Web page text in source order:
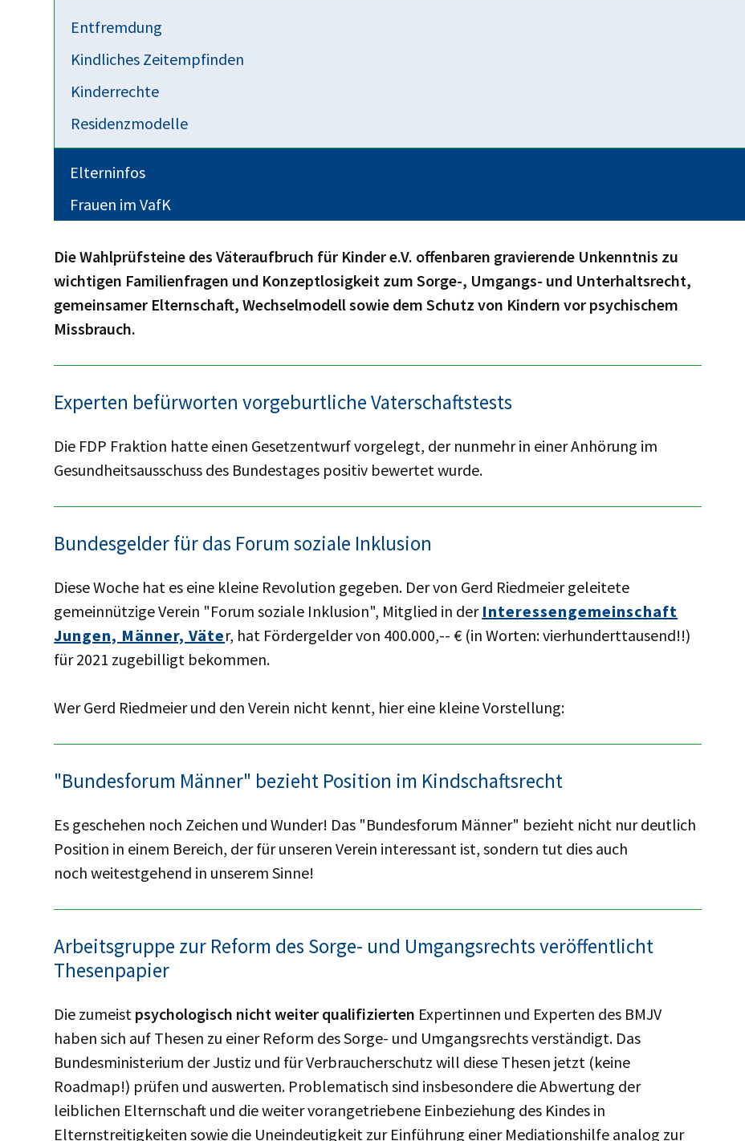
Entfremdung
Kindliches Zeitempfinden
Kinderrechte
Residenzmodelle
Elterninfos
Frauen im VafK
Der Koalitionsvertrag liegt auf dem Tisch. Was ist für getrennt lebende Familien drin? Zunächst
ist löblich, dass man sich dem Thema überhaupt gewidmet hat und die Arbeitsverweigerung der
letzten Regierungen ad acta ist.
Pressemitteilung des Bundesvereins
---------------------------------
Die Wahlprüfsteine des Väteraufbruch für Kinder e.V. offenbaren gravierende Unkenntnis zu
wichtigen Familienfragen und Konzeptlosigkeit zum Sorge-, Umgangs- und Unterhaltsrecht,
gemeinsamer Elternschaft, Wechselmodell sowie dem Schutz von Kindern vor psychischem
Missbrauch.
Experten befürworten vorgeburtliche Vaterschaftstests
Die FDP Fraktion hatte einen Gesetzentwurf vorgelegt, der nunmehr in einer Anhörung im
Gesundheitsausschuss des Bundestages positiv bewertet wurde.
Bundesgelder für das Forum soziale Inklusion
Diese Woche hat es eine kleine Revolution gegeben. Der von Gerd Riedmeier geleitete
gemeinnützige Verein "Forum soziale Inklusion", Mitglied in der Interessengemeinschaft
Jungen, Männer, Väter, hat Fördergelder von 400.000,-- € (in Worten: vierhunderttausend!!)
für 2021 zugebilligt bekommen.
Wer Gerd Riedmeier und den Verein nicht kennt, hier eine kleine Vorstellung:
"Bundesforum Männer" bezieht Position im Kindschaftsrecht
Es geschehen noch Zeichen und Wunder! Das "Bundesforum Männer" bezieht nicht nur deutlich
Position in einem Bereich, der für unseren Verein interessant ist, sondern tut dies auch
noch weitestgehend in unserem Sinne!
Arbeitsgruppe zur Reform des Sorge- und Umgangsrechts veröffentlicht
Thesenpapier
Die zumeist psychologisch nicht weiter qualifizierten Expertinnen und Experten des BMJV
haben sich auf Thesen zu einer Reform des Sorge- und Umgangsrechts verständigt. Das
Bundesministerium der Justiz und für Verbraucherschutz will diese Thesen jetzt (keine
Roadmap!) prüfen und auswerten. Problematisch sind insbesondere die Abwertung der
leiblichen Elternschaft und die weiter vorangetriebene Einbeziehung des Kindes in
Elternstreitigkeiten sowie die Uneindeutigkeit zur Einführung einer Mediationshilfe analog zur